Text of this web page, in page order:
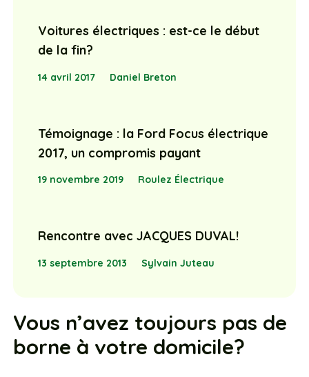
Voitures électriques : est-ce le début
de la fin?
14 avril 2017 Daniel Breton
Témoignage : la Ford Focus électrique
2017, un compromis payant
19 novembre 2019 Roulez Électrique
Rencontre avec JACQUES DUVAL!
13 septembre 2013 Sylvain Juteau
Vous n’avez toujours pas de
borne à votre domicile?